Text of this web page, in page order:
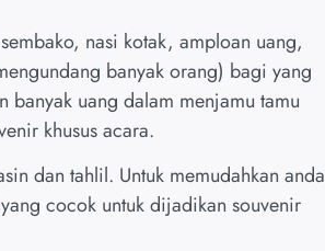
nasi kotak, amploan uang,
banyak orang) bagi yang
banyak uang dalam menjamu tamu
khusus acara.
dan tahlil. Untuk memudahkan anda
cocok untuk dijadikan souvenir